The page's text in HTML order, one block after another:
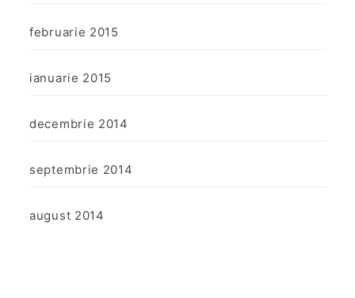
februarie 2015
ianuarie 2015
decembrie 2014
septembrie 2014
august 2014